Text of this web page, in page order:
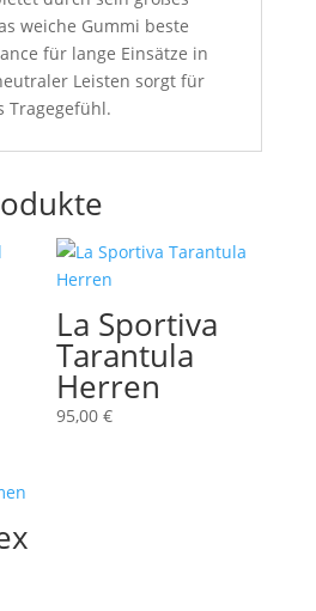
weiche Gummi beste
für lange Einsätze in
Leisten sorgt für
Tragegefühl.
€.
La Sportiva
Tarantula
Herren
95,00€